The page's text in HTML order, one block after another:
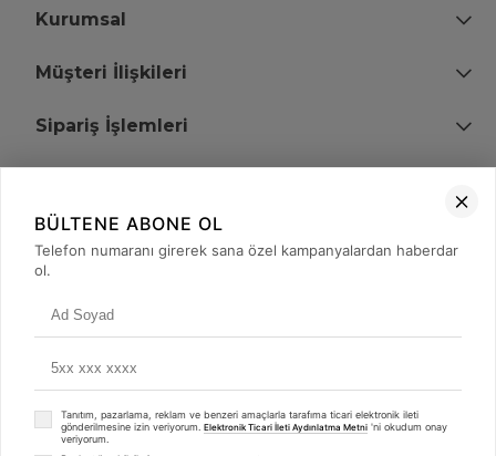
Kurumsal
Müşteri İlişkileri
Sipariş İşlemleri
+90 (850) 473 08 08
BÜLTENE ABONE OL
Telefon numaranı girerek sana özel kampanyalardan haberdar
ol.
Tanıtım, pazarlama, reklam ve benzeri amaçlarla tarafıma ticari elektronik ileti
gönderilmesine izin veriyorum. Elektronik Ticari İleti Aydınlatma Metni 'ni okudum onay
veriyorum.